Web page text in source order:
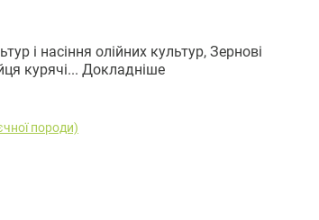
і насіння олійних культур, Зернові
курячі... Докладніше
породи)